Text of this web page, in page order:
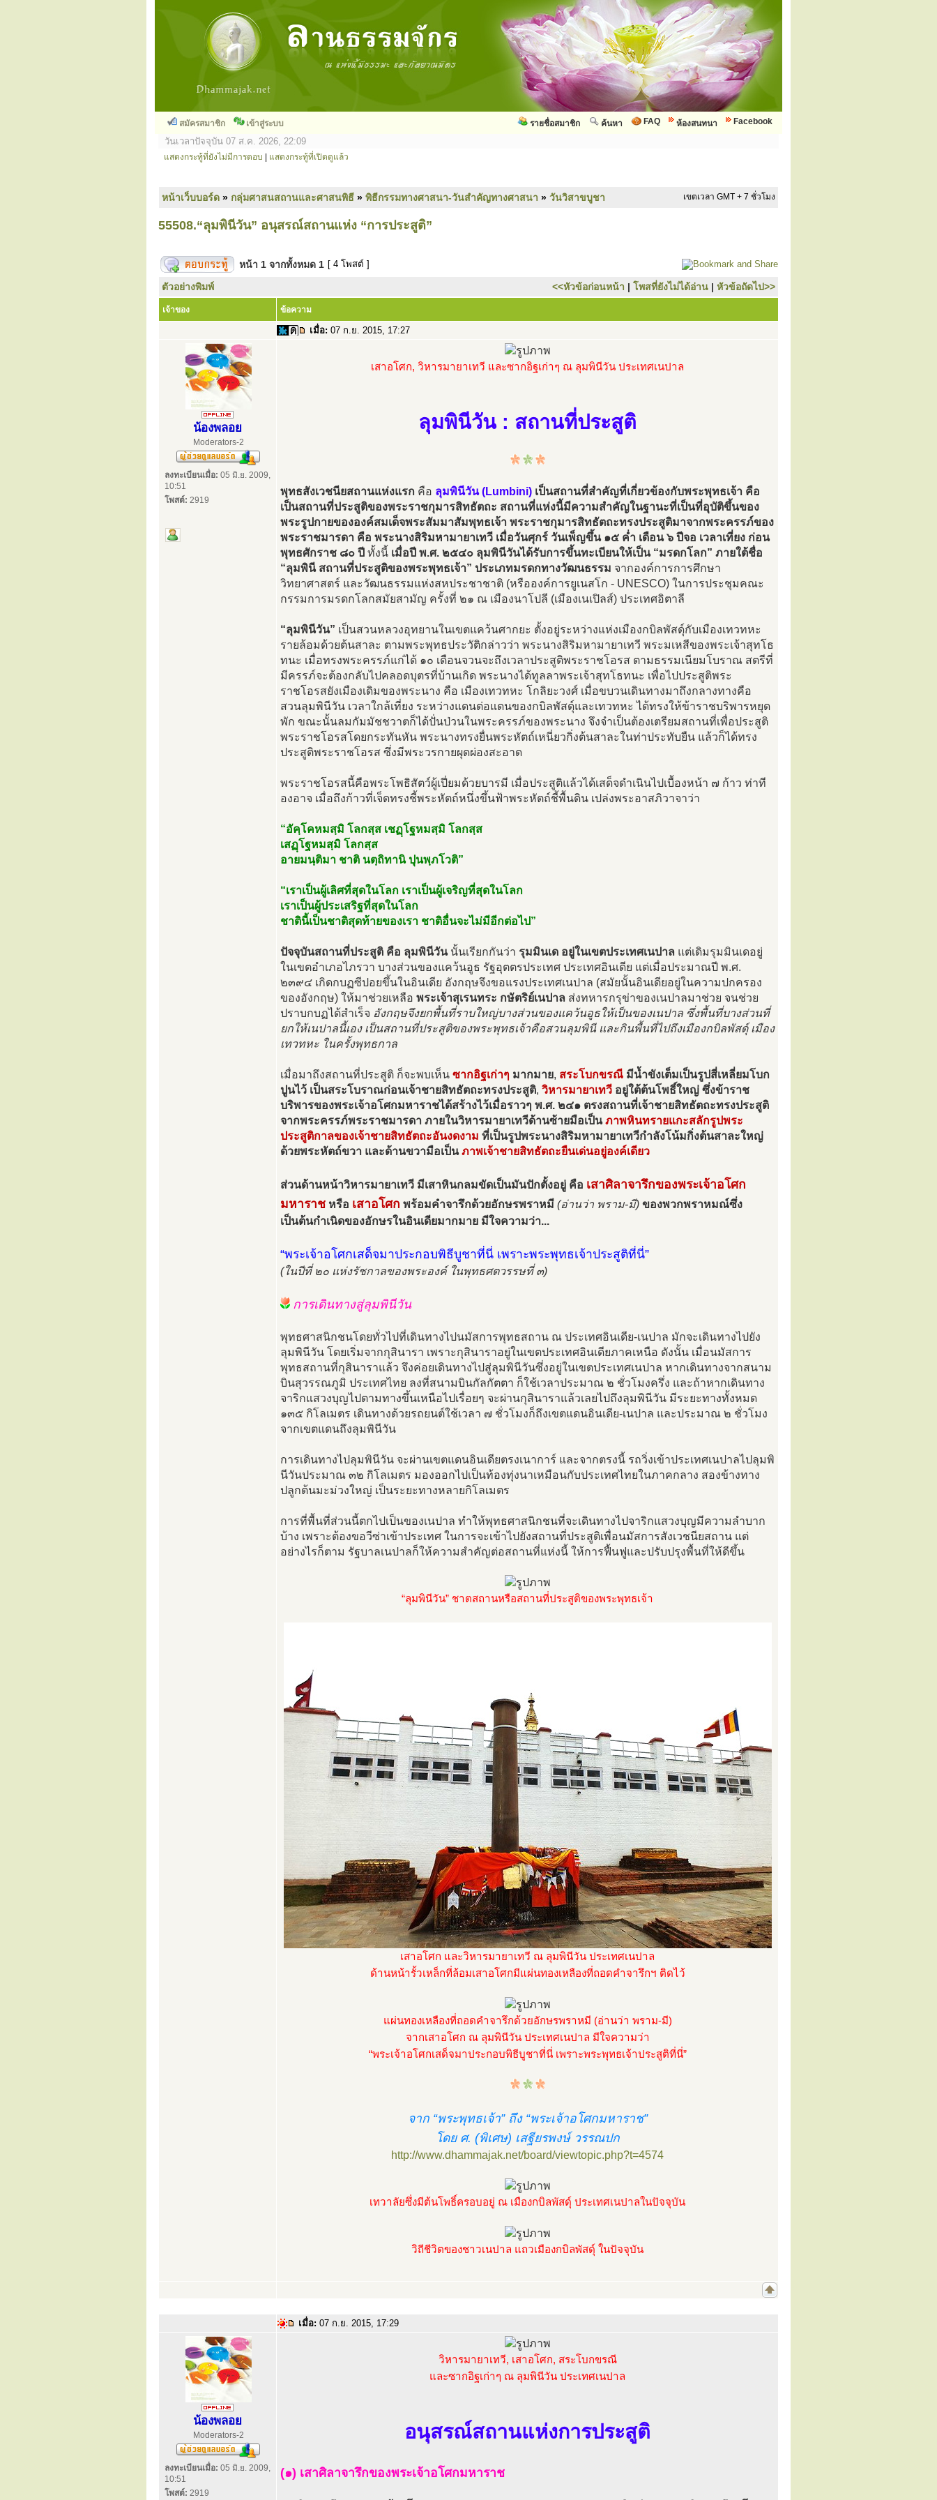
สมัครสมาชิก เข้าสู่ระบบ Facebook
ห้องสนทนา
FAQ
ค้นหา
รายชื่อสมาชิก
วันเวลาปัจจุบัน 07 ส.ค. 2026, 22:09
แสดงกระทู้ที่ยังไม่มีการตอบ แสดงกระทู้ที่เปิดดูแล้ว
หน้าเว็บบอร์ด » กลุ่มศาสนสถานและศาสนพิธี » พิธีกรรมทางศาสนา-วันสำคัญทางศาสนา » วันวิสาขบูชา เขตเวลา GMT + 7 ชั่วโมง
55508.“ลุมพินีวัน” อนุสรณ์สถานแห่ง “การประสูติ”
หน้า 1 จากทั้งหมด 1 [ 4 โพสต์ ]
ตัวอย่างพิมพ์ <<หัวข้อก่อนหน้า | โพสที่ยังไม่ได้อ่าน | หัวข้อถัดไป>>
เจ้าของ ข้อความ
เมื่อ: 07 ก.ย. 2015, 17:27
น้องพลอย
Moderators-2
ลงทะเบียนเมื่อ: 05 มิ.ย. 2009,
10:51
โพสต์: 2919
เสาอโศก, วิหารมายาเทวี และซากอิฐเก่าๆ ณ ลุมพินีวัน ประเทศเนปาล
ลุมพินีวัน : สถานที่ประสูติ
พุทธสังเวชนียสถานแห่งแรก คือ ลุมพินีวัน (Lumbini) เป็นสถานที่สำคัญที่เกี่ยวข้องกับพระพุทธเจ้า คือ
เป็นสถานที่ประสูติของพระราชกุมารสิทธัตถะ สถานที่แห่งนี้มีความสำคัญในฐานะที่เป็นที่อุบัติขึ้นของ
พระรูปกายขององค์สมเด็จพระสัมมาสัมพุทธเจ้า พระราชกุมารสิทธัตถะทรงประสูติมาจากพระครรภ์ของ
พระราชมารดา คือ พระนางสิริมหามายาเทวี เมื่อวันศุกร์ วันเพ็ญขึ้น ๑๕ ค่ำ เดือน ๖ ปีจอ เวลาเที่ยง ก่อน
พุทธศักราช ๘๐ ปี ทั้งนี้ เมื่อปี พ.ศ. ๒๕๔๐ ลุมพินีวันได้รับการขึ้นทะเบียนให้เป็น “มรดกโลก” ภายใต้ชื่อ
“ลุมพินี สถานที่ประสูติของพระพุทธเจ้า” ประเภทมรดกทางวัฒนธรรม จากองค์การการศึกษา
วิทยาศาสตร์ และวัฒนธรรมแห่งสหประชาชาติ (หรือองค์การยูเนสโก - UNESCO) ในการประชุมคณะ
กรรมการมรดกโลกสมัยสามัญ ครั้งที่ ๒๑ ณ เมืองนาโปลี (เมืองเนเปิลส์) ประเทศอิตาลี
“ลุมพินีวัน” เป็นสวนหลวงอุทยานในเขตแคว้นศากยะ ตั้งอยู่ระหว่างแห่งเมืองกบิลพัสดุ์กับเมืองเทวทหะ
รายล้อมด้วยต้นสาละ ตามพระพุทธประวัติกล่าวว่า พระนางสิริมหามายาเทวี พระมเหสีของพระเจ้าสุทโธ
ทนะ เมื่อทรงพระครรภ์แก่ได้ ๑๐ เดือนจวนจะถึงเวลาประสูติพระราชโอรส ตามธรรมเนียมโบราณ สตรีที่
มีครรภ์จะต้องกลับไปคลอดบุตรที่บ้านเกิด พระนางได้ทูลลาพระเจ้าสุทโธทนะ เพื่อไปประสูติพระ
ราชโอรสยังเมืองเดิมของพระนาง คือ เมืองเทวทหะ โกลิยะวงศ์ เมื่อขบวนเดินทางมาถึงกลางทางคือ
สวนลุมพินีวัน เวลาใกล้เที่ยง ระหว่างแดนต่อแดนของกบิลพัสดุ์และเทวทหะ ได้ทรงให้ข้าราชบริพารหยุด
พัก ขณะนั้นลมกัมมัชชวาตก็ได้ปั่นป่วนในพระครรภ์ของพระนาง จึงจำเป็นต้องเตรียมสถานที่เพื่อประสูติ
พระราชโอรสโดยกระทันหัน พระนางทรงยื่นพระหัตถ์เหนี่ยวกิ่งต้นสาละในท่าประทับยืน แล้วก็ได้ทรง
ประสูติพระราชโอรส ซึ่งมีพระวรกายผุดผ่องสะอาด
พระราชโอรสนี้คือพระโพธิสัตว์ผู้เปี่ยมด้วยบารมี เมื่อประสูติแล้วได้เสด็จดำเนินไปเบื้องหน้า ๗ ก้าว ท่าที
องอาจ เมื่อถึงก้าวที่เจ็ดทรงชี้พระหัตถ์หนึ่งขึ้นฟ้าพระหัตถ์ชี้พื้นดิน เปล่งพระอาสภิวาจาว่า
“อัคฺโคหมสฺมิ โลกสฺส เชฏฺโฐหมสฺมิ โลกสฺส
เสฏฺโฐหมสฺมิ โลกสฺส
อายมนฺติมา ชาติ นตฺถิทานิ ปุนพฺภโวติ”
“เราเป็นผู้เลิศที่สุดในโลก เราเป็นผู้เจริญที่สุดในโลก
เราเป็นผู้ประเสริฐที่สุดในโลก
ชาตินี้เป็นชาติสุดท้ายของเรา ชาติอื่นจะไม่มีอีกต่อไป”
ปัจจุบันสถานที่ประสูติ คือ ลุมพินีวันนั้นเรียกกันว่า รุมมินเด อยู่ในเขตประเทศเนปาล แต่เดิมรุมมินเดอยู่
ในเขตอำเภอไภรวา บางส่วนของแคว้นอูธ รัฐอุตตรประเทศ ประเทศอินเดีย แต่เมื่อประมาณปี พ.ศ.
๒๓๙๔ เกิดกบฏซีปอยขึ้นในอินเดีย อังกฤษจึงขอแรงประเทศเนปาล (สมัยนั้นอินเดียอยู่ในความปกครอง
ของอังกฤษ) ให้มาช่วยเหลือ พระเจ้าสุเรนทระ กษัตริย์เนปาล ส่งทหารกรุข่าของเนปาลมาช่วย จนช่วย
ปราบกบฏได้สำเร็จ อังกฤษจึงยกพื้นที่ราบใหญ่บางส่วนของแคว้นอูธให้เป็นของเนปาล ซึ่งพื้นที่บางส่วนที่
ยกให้เนปาลนี้เอง เป็นสถานที่ประสูติของพระพุทธเจ้าคือสวนลุมพินี และกินพื้นที่ไปถึงเมืองกบิลพัสดุ์ เมือง
เทวทหะ ในครั้งพุทธกาล
เมื่อมาถึงสถานที่ประสูติ ก็จะพบเห็น ซากอิฐเก่าๆ มากมาย, สระโบกขรณี มีน้ำขังเต็มเป็นรูปสี่เหลี่ยมโบก
ปูนไว้ เป็นสระโบราณก่อนเจ้าชายสิทธัตถะทรงประสูติ, วิหารมายาเทวี อยู่ใต้ต้นโพธิ์ใหญ่ ซึ่งข้าราช
บริพารของพระเจ้าอโศกมหาราชได้สร้างไว้เมื่อราวๆ พ.ศ. ๒๔๑ ตรงสถานที่เจ้าชายสิทธัตถะทรงประสูติ
จากพระครรภ์พระราชมารดา ภายในวิหารมายาเทวีด้านซ้ายมือเป็นภาพหินทรายแกะสลักรูปพระ
ประสูติกาลของเจ้าชายสิทธัตถะอันงดงาม ที่เป็นรูปพระนางสิริมหามายาเทวีกำลังโน้มกิ่งต้นสาละใหญ่
ด้วยพระหัตถ์ขวา และด้านขวามือเป็นภาพเจ้าชายสิทธัตถะยืนเด่นอยู่องค์เดียว
ส่วนด้านหน้าวิหารมายาเทวี มีเสาหินกลมขัดเป็นมันปักตั้งอยู่ คือ เสาศิลาจารึกของพระเจ้าอโศก
มหาราช หรือ เสาอโศก พร้อมคำจารึกด้วยอักษรพราหมี (อ่านว่า พราม-มี) ของพวกพราหมณ์ซึ่ง
เป็นต้นกำเนิดของอักษรในอินเดียมากมาย มีใจความว่า...
“พระเจ้าอโศกเสด็จมาประกอบพิธีบูชาที่นี่ เพราะพระพุทธเจ้าประสูติที่นี่”
(ในปีที่ ๒๐ แห่งรัชกาลของพระองค์ ในพุทธศตวรรษที่ ๓)
การเดินทางสู่ลุมพินีวัน
พุทธศาสนิกชนโดยทั่วไปที่เดินทางไปนมัสการพุทธสถาน ณ ประเทศอินเดีย-เนปาล มักจะเดินทางไปยัง
ลุมพินีวัน โดยเริ่มจากกุสินารา เพราะกุสินาราอยู่ในเขตประเทศอินเดียภาคเหนือ ดังนั้น เมื่อนมัสการ
พุทธสถานที่กุสินาราแล้ว จึงค่อยเดินทางไปสู่ลุมพินีวันซึ่งอยู่ในเขตประเทศเนปาล หากเดินทางจากสนาม
บินสุวรรณภูมิ ประเทศไทย ลงที่สนามบินกัลกัตตา ก็ใช้เวลาประมาณ ๒ ชั่วโมงครึ่ง และถ้าหากเดินทาง
จาริกแสวงบุญไปตามทางขึ้นเหนือไปเรื่อยๆ จะผ่านกุสินาราแล้วเลยไปถึงลุมพินีวัน มีระยะทางทั้งหมด
๑๓๕ กิโลเมตร เดินทางด้วยรถยนต์ใช้เวลา ๗ ชั่วโมงก็ถึงเขตแดนอินเดีย-เนปาล และประมาณ ๒ ชั่วโมง
จากเขตแดนถึงลุมพินีวัน
การเดินทางไปลุมพินีวัน จะผ่านเขตแดนอินเดียตรงเนาการ์ และจากตรงนี้ รถวิ่งเข้าประเทศเนปาลไปลุมพิ
นีวันประมาณ ๓๒ กิโลเมตร มองออกไปเป็นท้องทุ่งนาเหมือนกับประเทศไทยในภาคกลาง สองข้างทาง
ปลูกต้นมะม่วงใหญ่ เป็นระยะทางหลายกิโลเมตร
การที่พื้นที่ส่วนนี้ตกไปเป็นของเนปาล ทำให้พุทธศาสนิกชนที่จะเดินทางไปจาริกแสวงบุญมีความลำบาก
บ้าง เพราะต้องขอวีซ่าเข้าประเทศ ในการจะเข้าไปยังสถานที่ประสูติเพื่อนมัสการสังเวชนียสถาน แต่
อย่างไรก็ตาม รัฐบาลเนปาลก็ให้ความสำคัญต่อสถานที่แห่งนี้ ให้การฟื้นฟูและปรับปรุงพื้นที่ให้ดีขึ้น
“ลุมพินีวัน” ชาตสถานหรือสถานที่ประสูติของพระพุทธเจ้า
เสาอโศก และวิหารมายาเทวี ณ ลุมพินีวัน ประเทศเนปาล
ด้านหน้ารั้วเหล็กที่ล้อมเสาอโศกมีแผ่นทองเหลืองที่ถอดคำจารึกฯ ติดไว้
แผ่นทองเหลืองที่ถอดคำจารึกด้วยอักษรพราหมี (อ่านว่า พราม-มี)
จากเสาอโศก ณ ลุมพินีวัน ประเทศเนปาล มีใจความว่า
“พระเจ้าอโศกเสด็จมาประกอบพิธีบูชาที่นี่ เพราะพระพุทธเจ้าประสูติที่นี่”
จาก “พระพุทธเจ้า” ถึง “พระเจ้าอโศกมหาราช”
โดย ศ. (พิเศษ) เสฐียรพงษ์ วรรณปก
http://www.dhammajak.net/board/viewtopic.php?t=4574
เทวาลัยซึ่งมีต้นโพธิ์ครอบอยู่ ณ เมืองกบิลพัสดุ์ ประเทศเนปาลในปัจจุบัน
วิถีชีวิตของชาวเนปาล แถวเมืองกบิลพัสดุ์ ในปัจจุบัน
เมื่อ: 07 ก.ย. 2015, 17:29
น้องพลอย
Moderators-2
ลงทะเบียนเมื่อ: 05 มิ.ย. 2009,
10:51
โพสต์: 2919
วิหารมายาเทวี, เสาอโศก, สระโบกขรณี
และซากอิฐเก่าๆ ณ ลุมพินีวัน ประเทศเนปาล
อนุสรณ์สถานแห่งการประสูติ
(๑) เสาศิลาจารึกของพระเจ้าอโศกมหาราช